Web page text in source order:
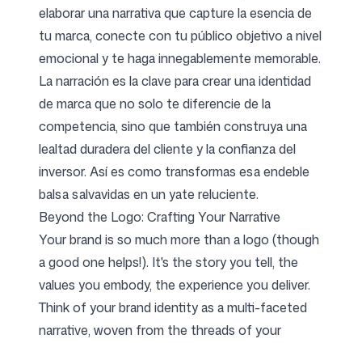
elaborar una narrativa que capture la esencia de
tu marca, conecte con tu público objetivo a nivel
emocional y te haga innegablemente memorable.
La narración es la clave para crear una identidad
de marca que no solo te diferencie de la
competencia, sino que también construya una
lealtad duradera del cliente y la confianza del
inversor. Así es como transformas esa endeble
balsa salvavidas en un yate reluciente.
Beyond the Logo: Crafting Your Narrative
Your brand is so much more than a logo (though
a good one helps!). It's the story you tell, the
values you embody, the experience you deliver.
Think of your brand identity as a multi-faceted
narrative, woven from the threads of your